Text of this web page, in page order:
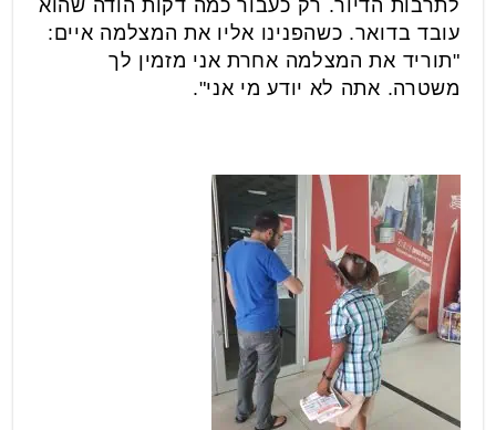
לתרבות הדיור. רק כעבור כמה דקות הודה שהוא
עובד בדואר. כשהפנינו אליו את המצלמה איים:
"תוריד את המצלמה אחרת אני מזמין לך
משטרה. אתה לא יודע מי אני".